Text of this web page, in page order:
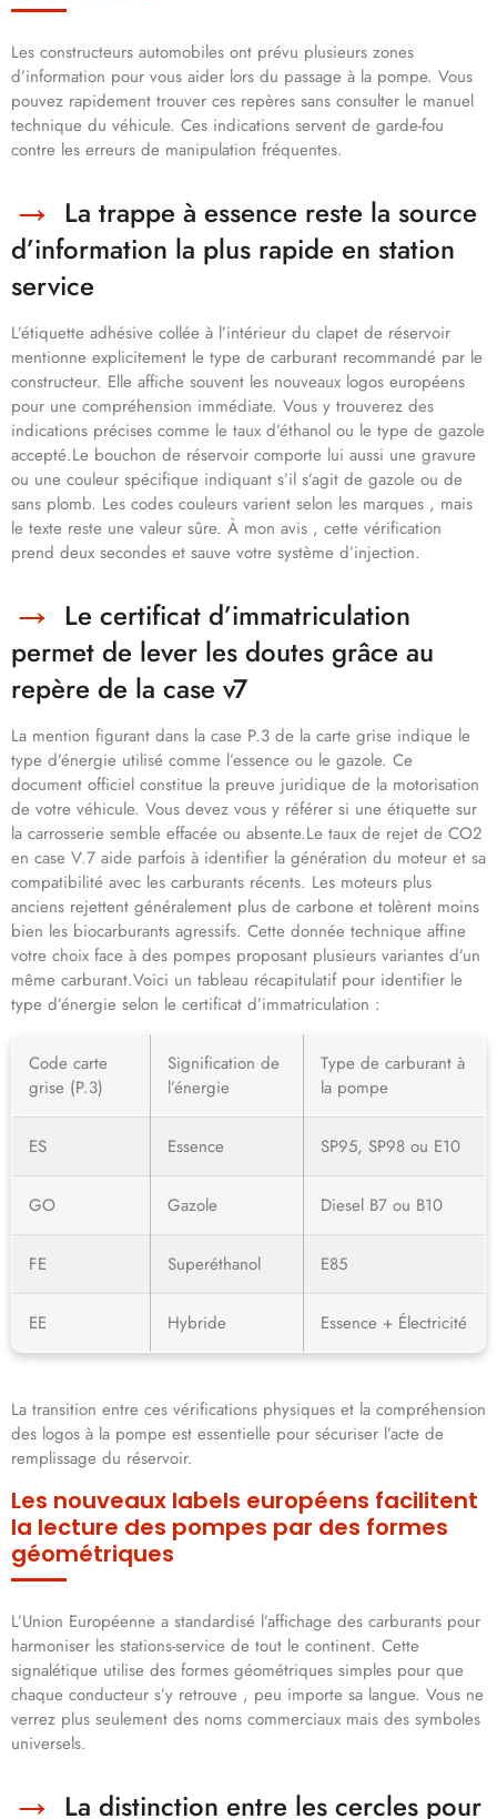
Les constructeurs automobiles ont prévu plusieurs zones
d’information pour vous aider lors du passage à la pompe. Vous
pouvez rapidement trouver ces repères sans consulter le manuel
technique du véhicule. Ces indications servent de garde-fou
contre les erreurs de manipulation fréquentes.
La trappe à essence reste la source
d’information la plus rapide en station
service
L’étiquette adhésive collée à l’intérieur du clapet de réservoir
mentionne explicitement le type de carburant recommandé par le
constructeur. Elle affiche souvent les nouveaux logos européens
pour une compréhension immédiate. Vous y trouverez des
indications précises comme le taux d’éthanol ou le type de gazole
accepté.Le bouchon de réservoir comporte lui aussi une gravure
ou une couleur spécifique indiquant s’il s’agit de gazole ou de
sans plomb. Les codes couleurs varient selon les marques , mais
le texte reste une valeur sûre. À mon avis , cette vérification
prend deux secondes et sauve votre système d’injection.
Le certificat d’immatriculation
permet de lever les doutes grâce au
repère de la case v7
La mention figurant dans la case P.3 de la carte grise indique le
type d’énergie utilisé comme l’essence ou le gazole. Ce
document officiel constitue la preuve juridique de la motorisation
de votre véhicule. Vous devez vous y référer si une étiquette sur
la carrosserie semble effacée ou absente.Le taux de rejet de CO2
en case V.7 aide parfois à identifier la génération du moteur et sa
compatibilité avec les carburants récents. Les moteurs plus
anciens rejettent généralement plus de carbone et tolèrent moins
bien les biocarburants agressifs. Cette donnée technique affine
votre choix face à des pompes proposant plusieurs variantes d’un
même carburant.Voici un tableau récapitulatif pour identifier le
type d’énergie selon le certificat d’immatriculation :
Code carte
grise (P.3)
Signification de
l’énergie
Type de carburant à
la pompe
ES Essence SP95, SP98 ou E10
GO Gazole Diesel B7 ou B10
FE Superéthanol E85
EE Hybride Essence + Électricité
La transition entre ces vérifications physiques et la compréhension
des logos à la pompe est essentielle pour sécuriser l’acte de
remplissage du réservoir.
Les nouveaux labels européens facilitent
la lecture des pompes par des formes
géométriques
L’Union Européenne a standardisé l’affichage des carburants pour
harmoniser les stations-service de tout le continent. Cette
signalétique utilise des formes géométriques simples pour que
chaque conducteur s’y retrouve , peu importe sa langue. Vous ne
verrez plus seulement des noms commerciaux mais des symboles
universels.
La distinction entre les cercles pour